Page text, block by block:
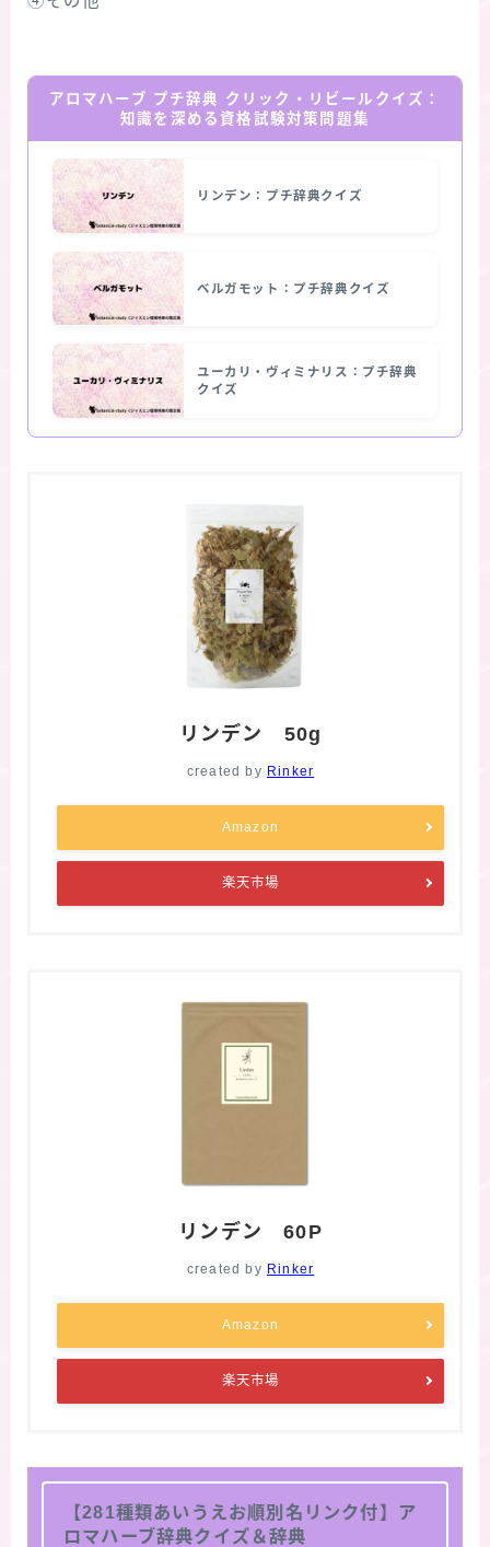
アロマハーブ プチ辞典 クリック・リビールクイズ：
知識を深める資格試験対策問題集
リンデン：プチ辞典クイズ
ベルガモット：プチ辞典クイズ
ユーカリ・ヴィミナリス：プチ辞典
クイズ
リンデン 50g
created by Rinker
Amazon
楽天市場
リンデン 60P
created by Rinker
Amazon
楽天市場
【281種類あいうえお順別名リンク付】ア
ロマハーブ辞典クイズ＆辞典